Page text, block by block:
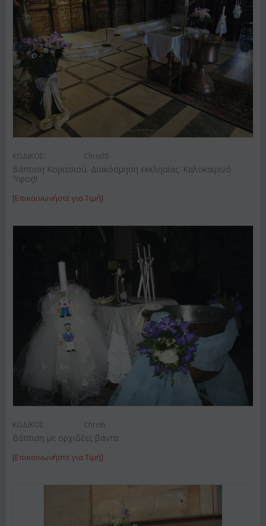
ΚΩΔΙΚΟΣ: Chris35
Βάπτιση Κοριτσιού. Διακόσμηση εκκλησίας. Καλοκαιρινό
Ύφος!!
[Επικοινωνήστε για Τιμή]
ΚΩΔΙΚΟΣ: Chris6
Βάπτιση με ορχιδέες βάντα
[Επικοινωνήστε για Τιμή]